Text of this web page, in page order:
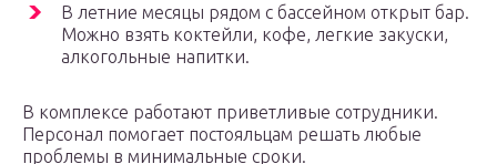
В летние месяцы рядом с бассейном открыт бар.
Можно взять коктейли, кофе, легкие закуски,
алкогольные напитки.
В комплексе работают приветливые сотрудники.
Персонал помогает постояльцам решать любые
проблемы в минимальные сроки.